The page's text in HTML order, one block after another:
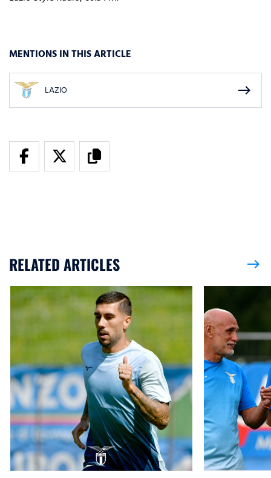
MENTIONS IN THIS ARTICLE
LAZIO east
RELATED ARTICLES east